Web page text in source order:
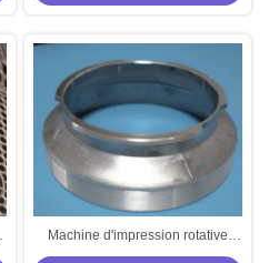
écrans spunlace, motifs pour
Machine d'impression rotative
pièces de la machine textile 640